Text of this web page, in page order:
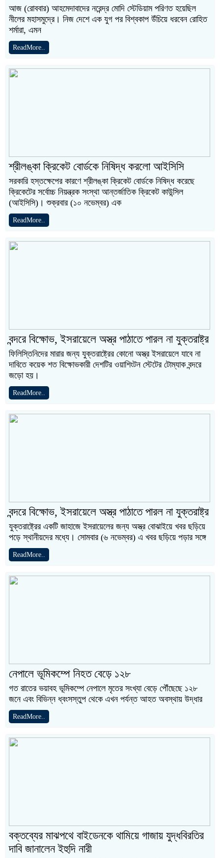
আজ (রোববার) আহমেদাবাদের নরেন্দ্র মোদি স্টেডিয়াম পরিণত হয়েছিল
নীলের মহাসমুদ্রে। নিজ দেশে এক যুগ পর বিশ্বকাপ উঁচিয়ে ধরবেন রোহিত
শর্মারা, এমন
ReadMore..
শ্রীলঙ্কা ক্রিকেট বোর্ডকে নিষিদ্ধ করলো আইসিসি
সরকারি হস্তক্ষেপের কারণে শ্রীলঙ্কা ক্রিকেট বোর্ডকে নিষিদ্ধ করেছে
ক্রিকেটের সর্বোচ্চ নিয়ন্ত্রক সংস্থা আন্তর্জাতিক ক্রিকেট কাউন্সিল
(আইসিসি)। শুক্রবার (১০ নভেম্বর) এক
ReadMore..
বন্দরে বিক্ষোভ, ইসরায়েলে অস্ত্র পাঠাতে পারল না যুক্তরাষ্ট্র
ফিলিস্তিনিদের মারার জন্য যুক্তরাষ্ট্রের কোনো অস্ত্র ইসরায়েলে যাবে না
দাবিতে কয়েক শত বিক্ষোভকারী দেশটির ওয়াশিংটন স্টেটের টোম্যাক বন্দরে
জড়ো হয়।
ReadMore..
বন্দরে বিক্ষোভ, ইসরায়েলে অস্ত্র পাঠাতে পারল না যুক্তরাষ্ট্র
যুক্তরাষ্ট্রের একটি জাহাজে ইসরায়েলের জন্য অস্ত্র বোঝাইয়ে খবর ছড়িয়ে
পড়ে স্থানীয়দের মধ্যে। সোমবার (৬ নভেম্বর) এ খবর ছড়িয়ে পড়ার সঙ্গে
ReadMore..
নেপালে ভূমিকম্পে নিহত বেড়ে ১২৮
গত রাতের ভয়াবহ ভূমিকম্পে নেপালে মৃতের সংখ্যা বেড়ে পৌঁছেছে ১২৮
জনে এবং বিভিন্ন ধ্বংসস্তুপ থেকে এখন পর্যন্ত আহত অবস্থায় উদ্ধার
ReadMore..
বক্তব্যের মাঝপথে বাইডেনকে থামিয়ে গাজায় যুদ্ধবিরতির
দাবি জানালেন ইহুদি নারী